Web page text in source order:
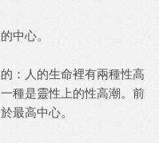
中心。
人的生命裡有兩種性高
種是靈性上的性高潮。前
最高中心。